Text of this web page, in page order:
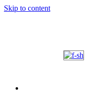
Skip to content